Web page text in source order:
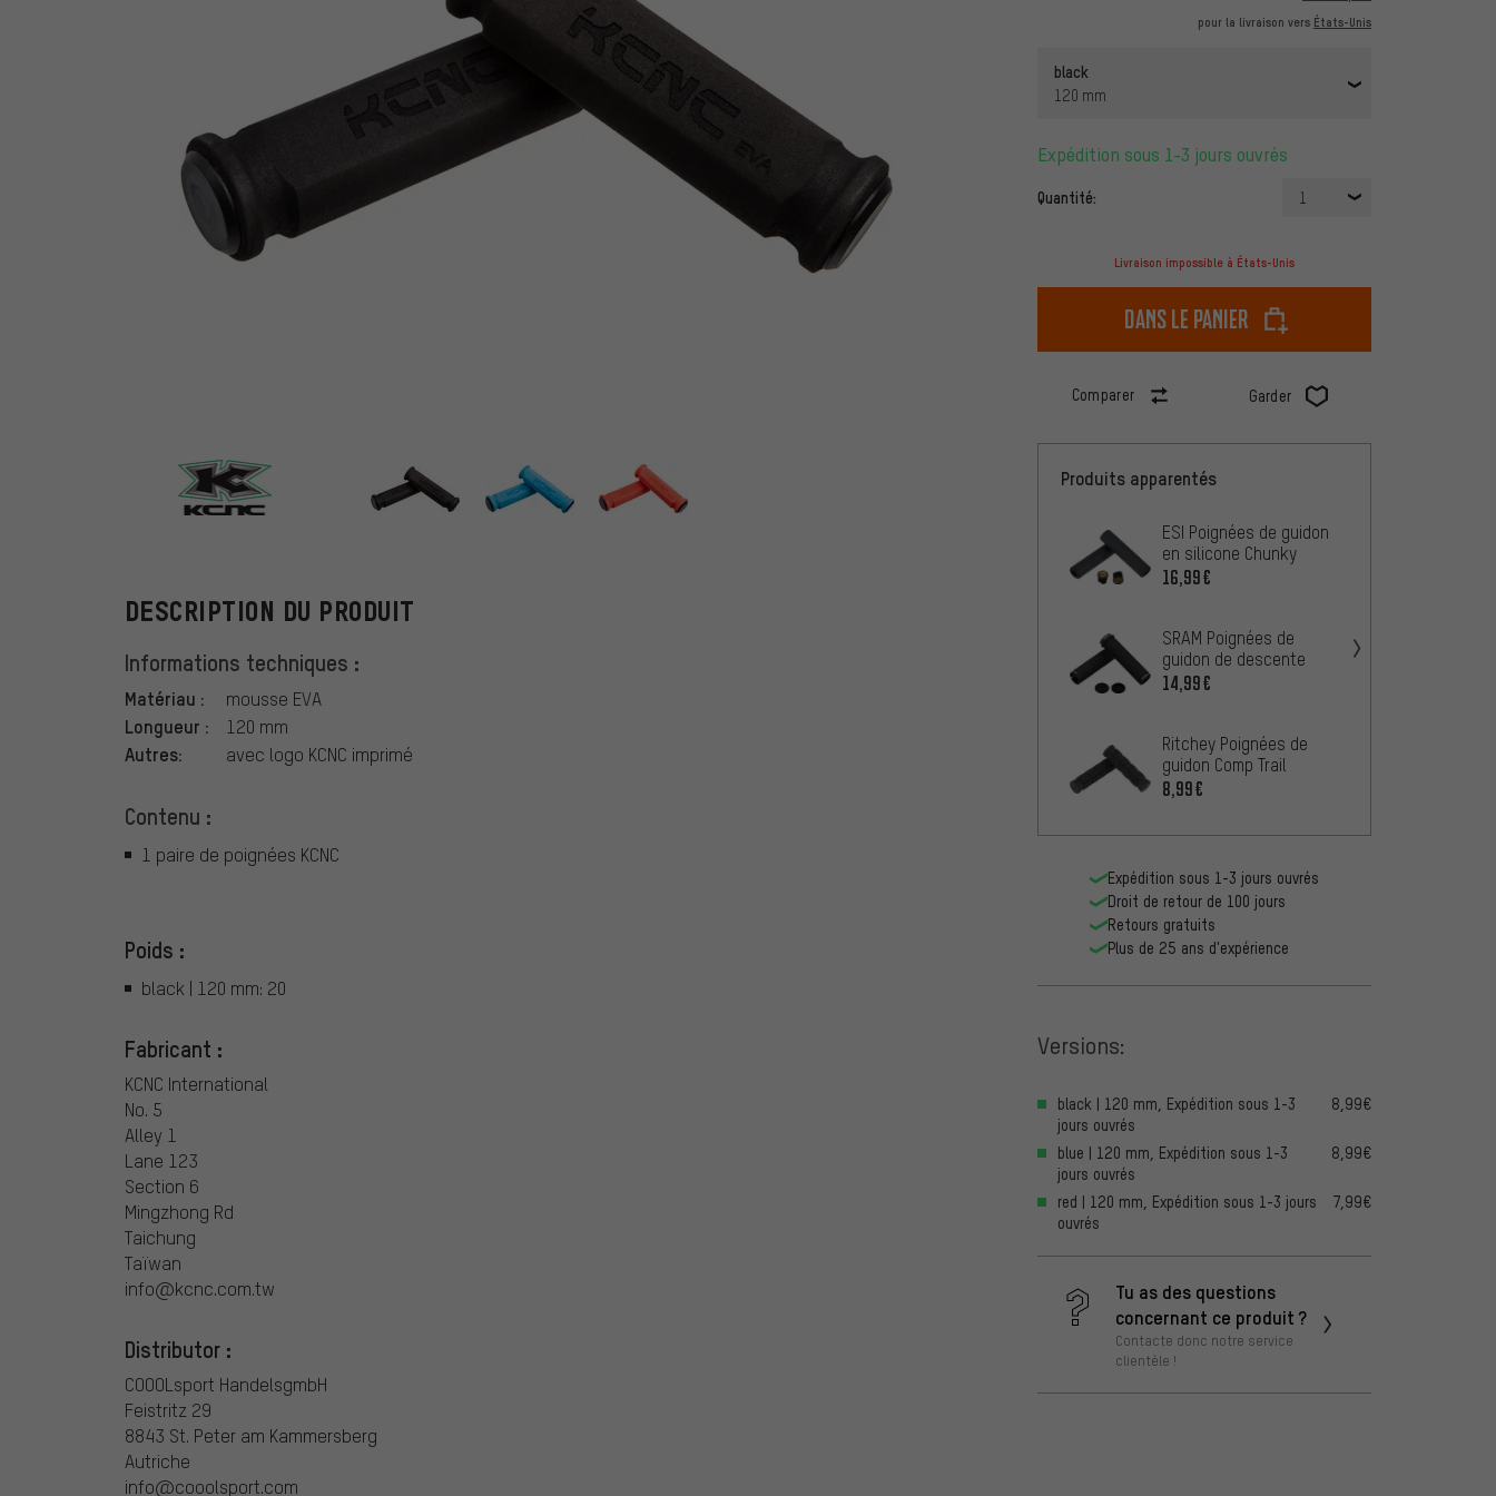
pour la livraison vers États-Unis
black
120 mm
Expédition sous 1-3 jours ouvrés
Quantité: 1
Livraison impossible à États-Unis
dans le panier
Comparer Garder
KCNC
DESCRIPTION DU PRODUIT
Informations techniques :
Matériau : mousse EVA
Longueur : 120 mm
Autres: avec logo KCNC imprimé
Contenu :
1 paire de poignées KCNC
Poids :
black | 120 mm: 20
Fabricant :
KCNC International
No. 5
Alley 1
Lane 123
Section 6
Mingzhong Rd
Taichung
Taïwan
info@kcnc.com.tw
Distributor :
COOOLsport HandelsgmbH
Feistritz 29
8843 St. Peter am Kammersberg
Autriche
info@cooolsport.com
Produits apparentés
ESI Poignées de guidon
en silicone Chunky
16,99€
SRAM Poignées de
guidon de descente
14,99€
Ritchey Poignées de
guidon Comp Trail
8,99€
Expédition sous 1-3 jours ouvrés
Droit de retour de 100 jours
Retours gratuits
Plus de 25 ans d'expérience
Versions:
black | 120 mm, Expédition sous 1-3
jours ouvrés
8,99€
blue | 120 mm, Expédition sous 1-3
jours ouvrés
8,99€
red | 120 mm, Expédition sous 1-3 jours
ouvrés
7,99€
Tu as des questions
concernant ce produit ?
Contacte donc notre service
clientèle !